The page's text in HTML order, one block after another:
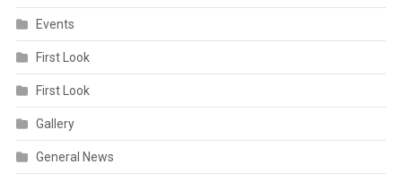
Events
First Look
First Look
Gallery
General News